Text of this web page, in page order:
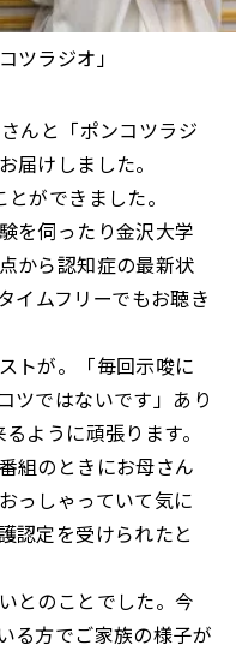
ラジオ」
んと「ポンコツラジ
届けしました。
ができました。
を伺ったり金沢大学
から認知症の最新状
イムフリーでもお聴き
トが。「毎回示唆に
ツではないです」あり
ように頑張ります。
組のときにお母さん
っしゃっていて気に
認定を受けられたと
とのことでした。今
る方でご家族の様子が